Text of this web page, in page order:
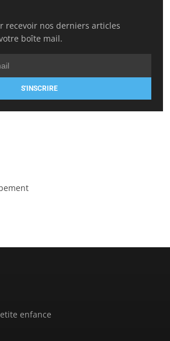
recevoir nos derniers articles
boîte mail.
S'INSCRIRE
enfance